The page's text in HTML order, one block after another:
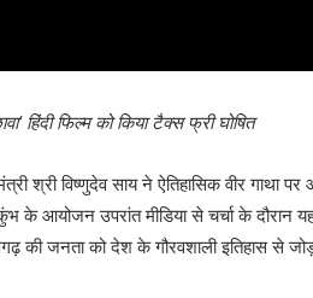
हिंदी फिल्म को किया टैक्स फ्री घोषित
श्री विष्णुदेव साय ने ऐतिहासिक वीर गाथा पर
के आयोजन उपरांत मीडिया से चर्चा के दौरान
की जनता को देश के गौरवशाली इतिहास से